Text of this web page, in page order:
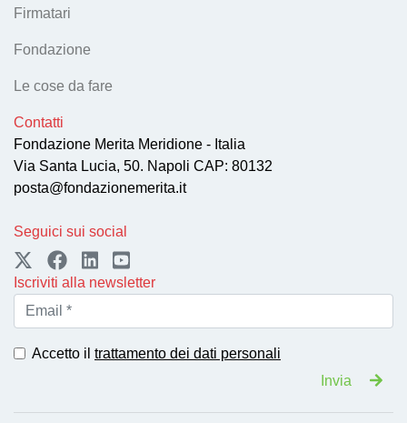
Firmatari
Fondazione
Le cose da fare
Contatti
Fondazione Merita Meridione - Italia
Via Santa Lucia, 50. Napoli CAP: 80132
posta@fondazionemerita.it
Seguici sui social
Iscriviti alla newsletter
Accetto il trattamento dei dati personali
Invia